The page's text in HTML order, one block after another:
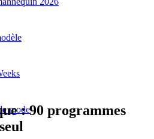
mode: 90 programmes